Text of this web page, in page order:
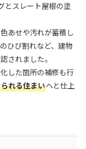
とスレート屋根の塗
あせや汚れが蓄積し
ひび割れなど、建物
されました。
した箇所の補修も行
れる住まいへと仕上